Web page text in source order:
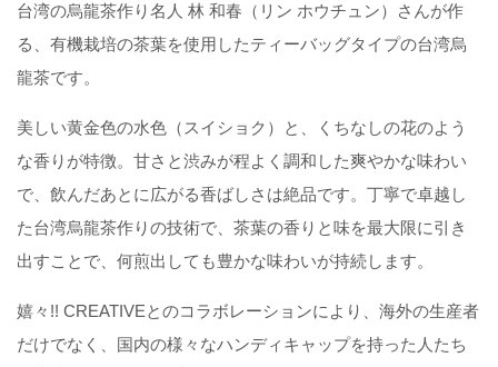
台湾の烏龍茶作り名人 林 和春（リン ホウチュン）さんが作
る、有機栽培の茶葉を使用したティーバッグタイプの台湾烏
龍茶です。
美しい黄金色の水色（スイショク）と、くちなしの花のよう
な香りが特徴。甘さと渋みが程よく調和した爽やかな味わい
で、飲んだあとに広がる香ばしさは絶品です。丁寧で卓越し
た台湾烏龍茶作りの技術で、茶葉の香りと味を最大限に引き
出すことで、何煎出しても豊かな味わいが持続します。
嬉々!! CREATIVEとのコラボレーションにより、海外の生産者
だけでなく、国内の様々なハンディキャップを持った人たち